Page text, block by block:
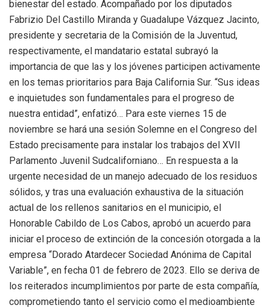
bienestar del estado. Acompañado por los diputados
Fabrizio Del Castillo Miranda y Guadalupe Vázquez Jacinto,
presidente y secretaria de la Comisión de la Juventud,
respectivamente, el mandatario estatal subrayó la
importancia de que las y los jóvenes participen activamente
en los temas prioritarios para Baja California Sur. “Sus ideas
e inquietudes son fundamentales para el progreso de
nuestra entidad”, enfatizó… Para este viernes 15 de
noviembre se hará una sesión Solemne en el Congreso del
Estado precisamente para instalar los trabajos del XVII
Parlamento Juvenil Sudcaliforniano… En respuesta a la
urgente necesidad de un manejo adecuado de los residuos
sólidos, y tras una evaluación exhaustiva de la situación
actual de los rellenos sanitarios en el municipio, el
Honorable Cabildo de Los Cabos, aprobó un acuerdo para
iniciar el proceso de extinción de la concesión otorgada a la
empresa “Dorado Atardecer Sociedad Anónima de Capital
Variable”, en fecha 01 de febrero de 2023. Ello se deriva de
los reiterados incumplimientos por parte de esta compañía,
comprometiendo tanto el servicio como el medioambiente